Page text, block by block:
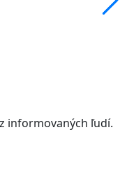
informovaných ľudí.